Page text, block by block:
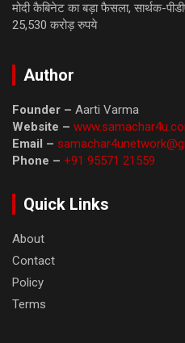
मोदी कैबिनेट का बड़ा फैसला, सार्थक-
25,530 करोड़ रुपये
Author
Founder – Aarti Varma
Website –
Email –
Phone – +91 95571 21559
Quick Links
About
Contact
Policy
Terms